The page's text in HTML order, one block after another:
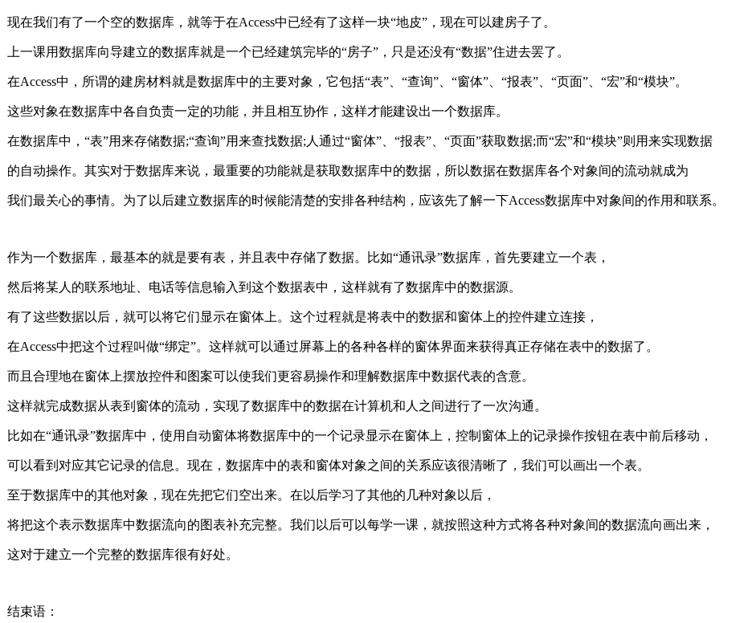
现在我们有了一个空的数据库，就等于在Access中已经有了这样一块“地皮”，现在可以建房子了。
上一课用数据库向导建立的数据库就是一个已经建筑完毕的“房子”，只是还没有“数据”住进去罢了。
在Access中，所谓的建房材料就是数据库中的主要对象，它包括“表”、“查询”、“窗体”、“报表”、“页面”、“宏”和“模块”。
这些对象在数据库中各自负责一定的功能，并且相互协作，这样才能建设出一个数据库。
在数据库中，“表”用来存储数据;“查询”用来查找数据;人通过“窗体”、“报表”、“页面”获取数据;而“宏”和“模块”则用来实现数据
的自动操作。其实对于数据库来说，最重要的功能就是获取数据库中的数据，所以数据在数据库各个对象间的流动就成为
我们最关心的事情。为了以后建立数据库的时候能清楚的安排各种结构，应该先了解一下Access数据库中对象间的作用和联系。
作为一个数据库，最基本的就是要有表，并且表中存储了数据。比如“通讯录”数据库，首先要建立一个表，
然后将某人的联系地址、电话等信息输入到这个数据表中，这样就有了数据库中的数据源。
有了这些数据以后，就可以将它们显示在窗体上。这个过程就是将表中的数据和窗体上的控件建立连接，
在Access中把这个过程叫做“绑定”。这样就可以通过屏幕上的各种各样的窗体界面来获得真正存储在表中的数据了。
而且合理地在窗体上摆放控件和图案可以使我们更容易操作和理解数据库中数据代表的含意。
这样就完成数据从表到窗体的流动，实现了数据库中的数据在计算机和人之间进行了一次沟通。
比如在“通讯录”数据库中，使用自动窗体将数据库中的一个记录显示在窗体上，控制窗体上的记录操作按钮在表中前后移动，
可以看到对应其它记录的信息。现在，数据库中的表和窗体对象之间的关系应该很清晰了，我们可以画出一个表。
至于数据库中的其他对象，现在先把它们空出来。在以后学习了其他的几种对象以后，
将把这个表示数据库中数据流向的图表补充完整。我们以后可以每学一课，就按照这种方式将各种对象间的数据流向画出来，
这对于建立一个完整的数据库很有好处。
结束语：